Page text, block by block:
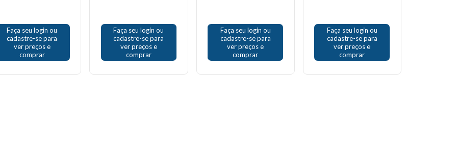
Faça seu login ou
cadastre-se para
ver preços e
comprar
Faça seu login ou
cadastre-se para
ver preços e
comprar
Faça seu login ou
cadastre-se para
ver preços e
comprar
Faça seu login ou
cadastre-se para
ver preços e
comprar